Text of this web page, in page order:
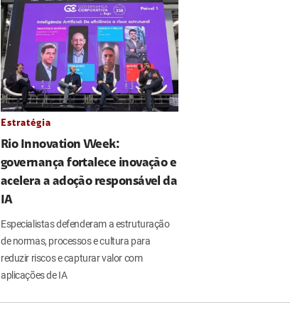
Estratégia
Rio Innovation Week:
governança fortalece inovação e
acelera a adoção responsável da
IA
Especialistas defenderam a estruturação
de normas, processos e cultura para
reduzir riscos e capturar valor com
aplicações de IA